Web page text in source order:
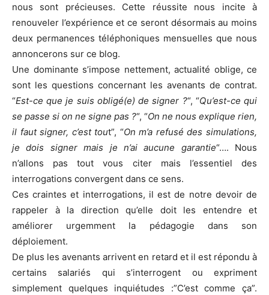
nous sont précieuses. Cette réussite nous incite à
renouveler l’expérience et ce seront désormais au moins
deux permanences téléphoniques mensuelles que nous
annoncerons sur ce blog.
Une dominante s’impose nettement, actualité oblige, ce
sont les questions concernant les avenants de contrat.
“Est-ce que je suis obligé(e) de signer ?“, “Qu’est-ce qui
se passe si on ne signe pas ?“, “On ne nous explique rien,
il faut signer, c’est tout”, “On m’a refusé des simulations,
je dois signer mais je n’ai aucune garantie“…. Nous
n’allons pas tout vous citer mais l’essentiel des
interrogations convergent dans ce sens.
Ces craintes et interrogations, il est de notre devoir de
rappeler à la direction qu’elle doit les entendre et
améliorer urgemment la pédagogie dans son
déploiement.
De plus les avenants arrivent en retard et il est répondu à
certains salariés qui s’interrogent ou expriment
simplement quelques inquiétudes :”C’est comme ça”.